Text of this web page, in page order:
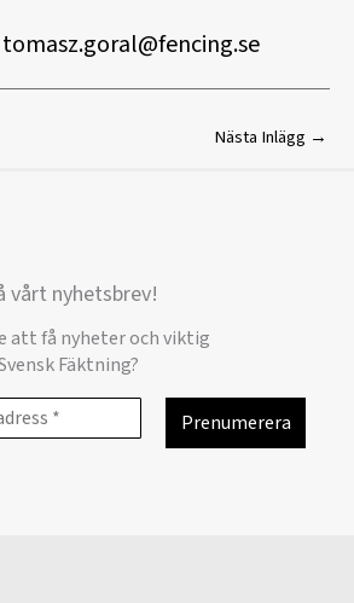
tomasz.goral@fencing.se
Nästa Inlägg →
vårt nyhetsbrev!
att få nyheter och viktig
Fäktning?